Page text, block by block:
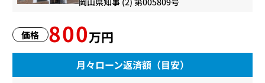
価格 800万円
月々ローン返済額（目安）